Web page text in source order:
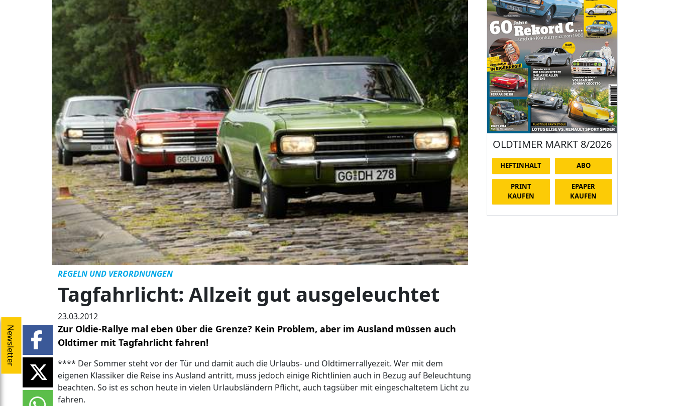
Newsletter
REGELN UND VERORDNUNGEN
Tagfahrlicht: Allzeit gut ausgeleuchtet
23.03.2012
Zur Oldie-Rallye mal eben über die Grenze? Kein Problem, aber im Ausland müssen auch
Oldtimer mit Tagfahrlicht fahren!
**** Der Sommer steht vor der Tür und damit auch die Urlaubs- und Oldtimerrallyezeit. Wer mit dem
eigenen Klassiker die Reise ins Ausland antritt, muss jedoch einige Richtlinien auch in Bezug auf Beleuchtung
beachten. So ist es schon heute in vielen Urlaubsländern Pflicht, auch tagsüber mit eingeschaltetem Licht zu
fahren.
OLDTIMER MARKT 8/2026
HEFTINHALT ABO
PRINT
KAUFEN
EPAPER
KAUFEN